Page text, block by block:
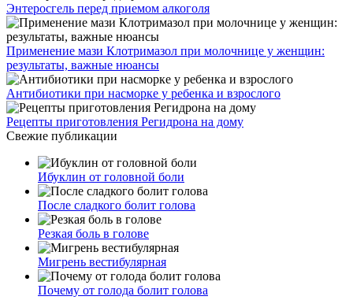
Энтеросгель перед приемом алкоголя
Применение мази Клотримазол при молочнице у женщин:
результаты, важные нюансы
Антибиотики при насморке у ребенка и взрослого
Рецепты приготовления Регидрона на дому
Свежие публикации
Ибуклин от головной боли
После сладкого болит голова
Резкая боль в голове
Мигрень вестибулярная
Почему от голода болит голова